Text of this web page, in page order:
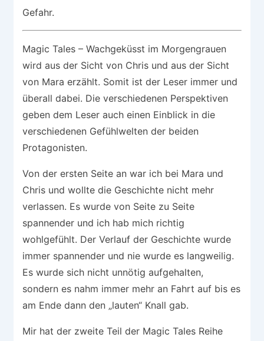
Gefahr.
Magic Tales – Wachgeküsst im Morgengrauen
wird aus der Sicht von Chris und aus der Sicht
von Mara erzählt. Somit ist der Leser immer und
überall dabei. Die verschiedenen Perspektiven
geben dem Leser auch einen Einblick in die
verschiedenen Gefühlwelten der beiden
Protagonisten.
Von der ersten Seite an war ich bei Mara und
Chris und wollte die Geschichte nicht mehr
verlassen. Es wurde von Seite zu Seite
spannender und ich hab mich richtig
wohlgefühlt. Der Verlauf der Geschichte wurde
immer spannender und nie wurde es langweilig.
Es wurde sich nicht unnötig aufgehalten,
sondern es nahm immer mehr an Fahrt auf bis es
am Ende dann den „lauten“ Knall gab.
Mir hat der zweite Teil der Magic Tales Reihe